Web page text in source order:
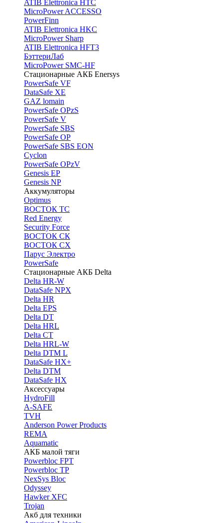
ATIB Elettronica HTC
MicroPower ACCESSO
PowerFinn
ATIB Elettronica HKC
MicroPower Sharp
ATIB Elettronica HFT3
БэттериЛаб
MicroPower SMC-HF
Стационарные АКБ Enersys
PowerSafe VF
DataSafe XE
GAZ lomain
PowerSafe OPzS
PowerSafe V
PоwerSafe SBS
PowerSafe OP
PоwerSafe SBS EON
Cyclon
PowerSafe OPzV
Genesis EP
Genesis NP
Аккумуляторы
Optimus
ВОСТОК ТС
Red Energy
Security Force
ВОСТОК СК
ВОСТОК СХ
Парус Электро
PowerSafe
Стационарные АКБ Delta
Delta HR-W
DataSafe NPX
Delta HR
Delta EPS
Delta DT
Delta HRL
Delta CT
Delta HRL-W
Delta DTM L
DataSafe HX+
Delta DTM
DataSafe HX
Аксессуары
HydroFill
A-SAFE
TVH
Anderson Power Products
REMA
Aquamatic
АКБ малой тяги
Powerbloc FPT
Powerbloc TP
NexSys Bloc
Odyssey
Hawker XFC
Trojan
Акб для техники